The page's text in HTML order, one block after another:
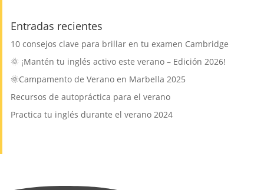
Entradas recientes
10 consejos clave para brillar en tu examen Cambridge
🌞 ¡Mantén tu inglés activo este verano – Edición 2026!
🌞Campamento de Verano en Marbella 2025
Recursos de autopráctica para el verano
Practica tu inglés durante el verano 2024